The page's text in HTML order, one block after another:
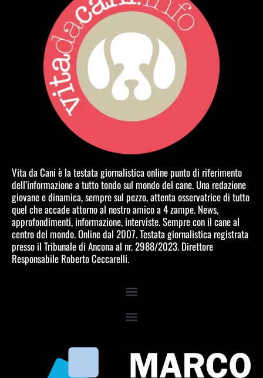
Vita da Cani è la testata giornalistica online punto di riferimento
dell’informazione a tutto tondo sul mondo del cane. Una redazione
giovane e dinamica, sempre sul pezzo, attenta osservatrice di tutto
quel che accade attorno al nostro amico a 4 zampe. News,
approfondimenti, informazione, interviste. Sempre con il cane al
centro del mondo. Online dal 2007. Testata giornalistica registrata
presso il Tribunale di Ancona al nr. 2988/2023. Direttore
Responsabile Roberto Ceccarelli.